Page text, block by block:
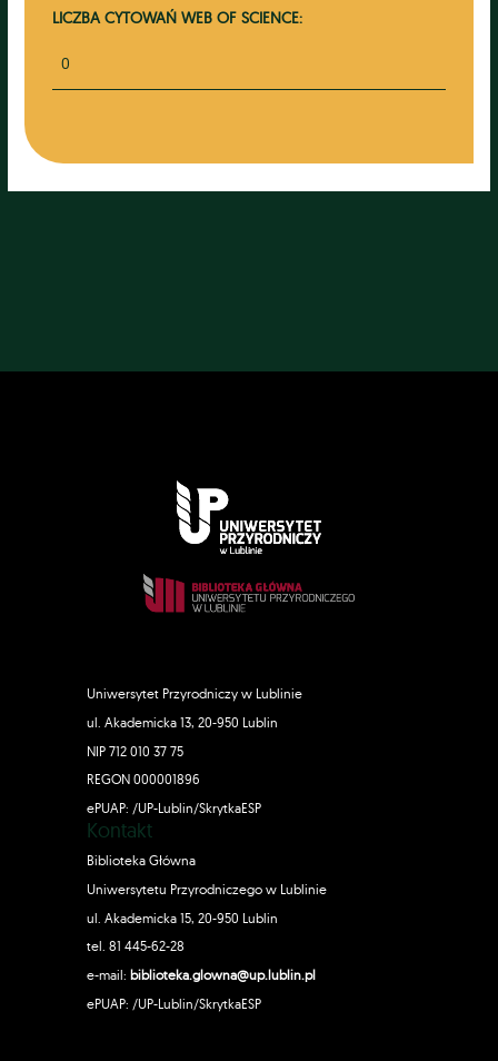
LICZBA CYTOWAŃ WEB OF SCIENCE:
0
Uniwersytet Przyrodniczy w Lublinie
ul. Akademicka 13, 20-950 Lublin
NIP 712 010 37 75
REGON 000001896
ePUAP: /UP-Lublin/SkrytkaESP
Kontakt
Biblioteka Główna
Uniwersytetu Przyrodniczego w Lublinie
ul. Akademicka 15, 20-950 Lublin
tel. 81 445-62-28
e-mail: biblioteka.glowna@up.lublin.pl
ePUAP: /UP-Lublin/SkrytkaESP